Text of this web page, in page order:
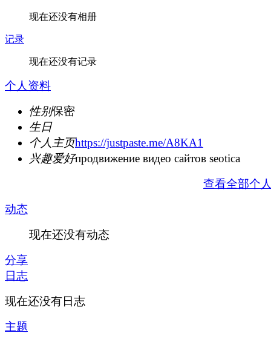
现在还没有相册
记录
现在还没有记录
个人资料
性别保密
生日
个人主页https://justpaste.me/A8KA1
兴趣爱好продвижение видео сайтов seotica
查看全部个
动态
现在还没有动态
分享
日志
现在还没有日志
主题